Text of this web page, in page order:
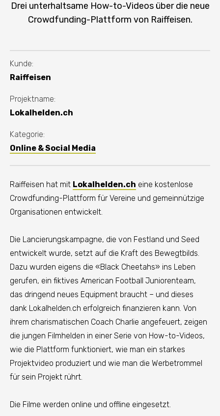
Drei unterhaltsame How-to-Videos über die neue
Crowdfunding-Plattform von Raiffeisen.
Kunde:
Raiffeisen
Projektname:
Lokalhelden.ch
Kategorie:
Online & Social Media
Raiffeisen hat mit Lokalhelden.ch eine kostenlose
Crowdfunding-Plattform für Vereine und gemeinnützige
Organisationen entwickelt.
Die Lancierungskampagne, die von Festland und Seed
entwickelt wurde, setzt auf die Kraft des Bewegtbilds.
Dazu wurden eigens die «Black Cheetahs» ins Leben
gerufen, ein fiktives American Football Juniorenteam,
das dringend neues Equipment braucht – und dieses
dank Lokalhelden.ch erfolgreich finanzieren kann. Von
ihrem charismatischen Coach Charlie angefeuert, zeigen
die jungen Filmhelden in einer Serie von How-to-Videos,
wie die Plattform funktioniert, wie man ein starkes
Projektvideo produziert und wie man die Werbetrommel
für sein Projekt rührt.
Die Filme werden online und offline eingesetzt.